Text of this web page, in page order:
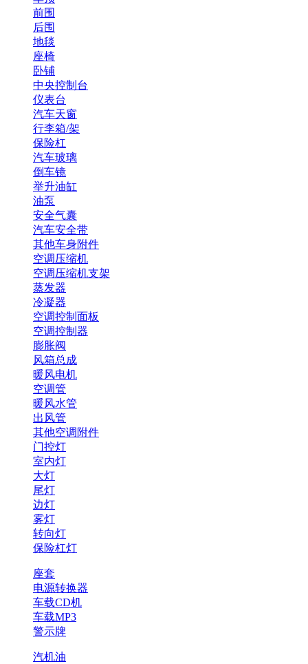
前围
后围
地毯
座椅
卧铺
中央控制台
仪表台
汽车天窗
行李箱/架
保险杠
汽车玻璃
倒车镜
举升油缸
油泵
安全气囊
汽车安全带
其他车身附件
空调压缩机
空调压缩机支架
蒸发器
冷凝器
空调控制面板
空调控制器
膨胀阀
风箱总成
暖风电机
空调管
暖风水管
出风管
其他空调附件
门控灯
室内灯
大灯
尾灯
边灯
雾灯
转向灯
保险杠灯
座套
电源转换器
车载CD机
车载MP3
警示牌
汽机油